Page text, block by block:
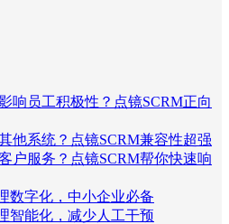
响员工积极性？点镜SCRM正向
他系统？点镜SCRM兼容性超强
户服务？点镜SCRM帮你快速响
数字化，中小企业必备
智能化，减少人工干预